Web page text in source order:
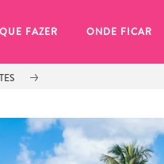
FAZER ONDE FICAR